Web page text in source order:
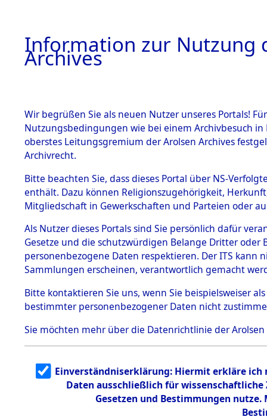
BESTÄNDE
1.
mente
5. Verschiedenes
5.3
Todesmärsche
5.3.1 Alliierte
Erhebungen
zu
Todesmärsch
en
5.3.2
g
5.3.3
Todesmärsch
Achmühle
Information zur Nutzung
Archives
Wir begrüßen Sie als neuen Nutzer unseres Portals!
Nutzungsbedingungen wie bei einem Archivbesuch
oberstes Leitungsgremium der Arolsen Archives
Archivrecht.
Bitte beachten Sie, dass dieses Portal über NS-
enthält. Dazu können Religionszugehörigkeit,
Mitgliedschaft in Gewerkschaften und Parteien oder
Als Nutzer dieses Portals sind Sie persönlich dafür
Gesetze und die schutzwürdigen Belange Dritter
personenbezogene Daten respektieren. Der ITS
Sammlungen erscheinen, verantwortlich gemacht
Bitte kontaktieren Sie uns, wenn Sie beispielsweiser
bestimmter personenbezogener Daten nicht
Sie möchten mehr über die Datenrichtlinie der Arolsen
Einverständniserklärung: Hiermit erkläre ich
Daten ausschließlich für
Gesetzen und Bestimmungen